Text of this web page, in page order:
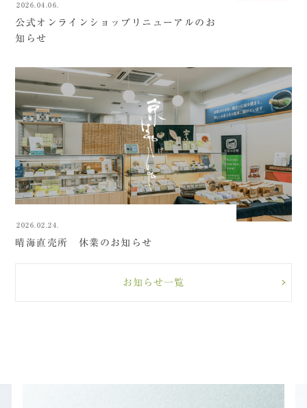
2026.04.06.
公式オンラインショップリニューアルのお
知らせ
2026.02.24.
晴海直売所 休業のお知らせ
お知らせ一覧